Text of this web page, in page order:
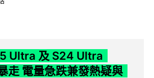
Ultra 及 S24 Ultra
走 電量急跌兼發熱疑與